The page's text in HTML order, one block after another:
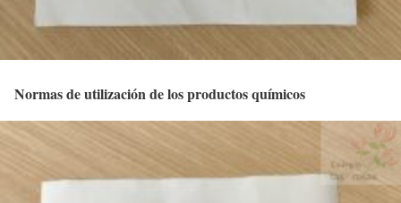
Normas de utilización de los productos químicos